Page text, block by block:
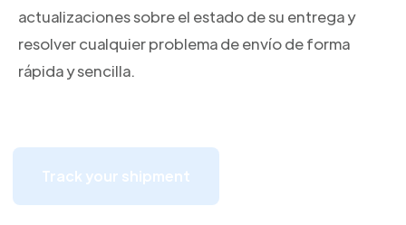
actualizaciones sobre el estado de su entrega y
resolver cualquier problema de envío de forma
rápida y sencilla.
Track your shipment